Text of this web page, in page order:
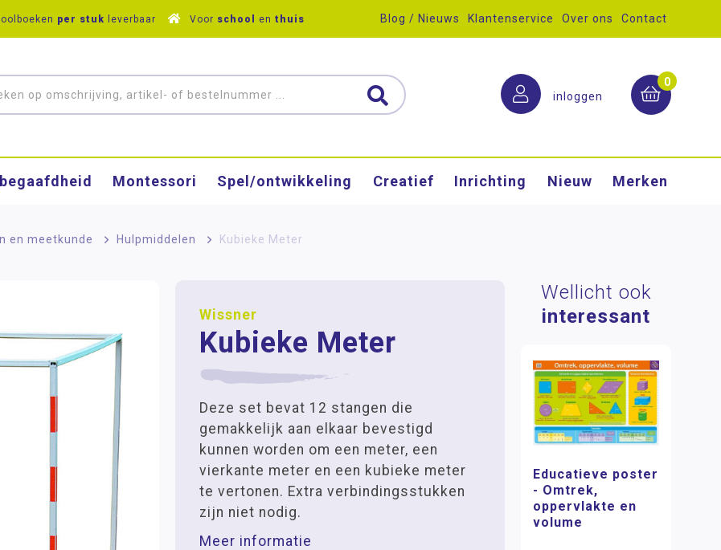
per stuk leverbaar Voor school en thuis Blog / Nieuws Klantenservice Over ons Contact
inloggen
0
Montessori Spel/ontwikkeling Creatief Inrichting Nieuw Merken
en meetkunde > Hulpmiddelen > Kubieke Meter
Wissner
Kubieke Meter
Deze set bevat 12 stangen die
gemakkelijk aan elkaar bevestigd
kunnen worden om een meter, een
vierkante meter en een kubieke meter
te vertonen. Extra verbindingsstukken
zijn niet nodig.
Meer informatie
Wellicht ook
interessant
Educatieve poster
- Omtrek,
oppervlakte en
volume